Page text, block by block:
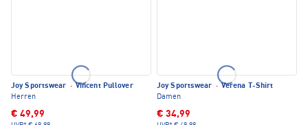
Joy Sportswear · Vincent Pullover
Herren
€ 49,99
Joy Sportswear · Verena T-Shirt
Damen
€ 34,99